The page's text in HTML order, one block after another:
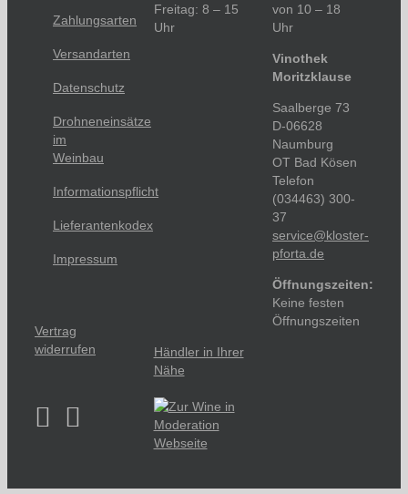
Zahlungsarten
Versandarten
Datenschutz
Drohneneinsätze
im
Weinbau
Informationspflicht
Lieferantenkodex
Impressum
Vertrag
widerrufen
Freitag: 8 – 15
Uhr
von 10 – 18
Uhr
Vinothek
Moritzklause
Saalberge 73
D-06628
Naumburg
OT Bad Kösen
Telefon
(034463) 300-
37
service@kloster-
pforta.de
Öffnungszeiten:
Keine festen
Öffnungszeiten
Händler in Ihrer
Nähe